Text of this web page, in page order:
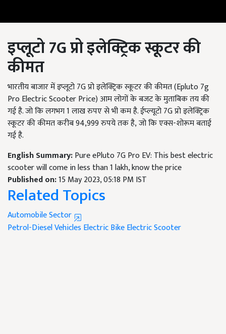
इप्लूटो7Gप्रो इलेक्ट्रिक स्कूटर की
कीमत
भारतीय बाजार में इप्लूटो 7G प्रो इलेक्ट्रिक स्कूटर की कीमत (Epluto 7g
Pro Electric Scooter Price) आम लोगों के बजट के मुताबिक तय की
गई है. जो कि लगभग1लाख रुपए से भी कम है. ईप्ल्यूटो7G प्रो इलेक्ट्रिक
स्कूटर की कीमत करीब 94,999रुपये तक है, जो कि एक्स-शोरूम बताई
गई है.
English Summary:Pure ePluto 7G Pro EV: This best electric
scooter will come in less than 1 lakh, know the price
Published on:15 May 2023, 05:18 PM IST
Related Topics
Automobile Sector
Petrol-Diesel Vehicles Electric BikeElectric Scooter